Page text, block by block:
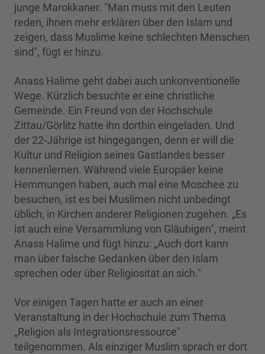
junge Marokkaner. "Man muss mit den Leuten
reden, ihnen mehr erklären über den Islam und
zeigen, dass Muslime keine schlechten Menschen
sind", fügt er hinzu.
Anass Halime geht dabei auch unkonventionelle
Wege. Kürzlich besuchte er eine christliche
Gemeinde. Ein Freund von der Hochschule
Zittau/Görlitz hatte ihn dorthin eingeladen. Und
der 22-Jährige ist hingegangen, denn er will die
Kultur und Religion seines Gastlandes besser
kennenlernen. Während viele Europäer keine
Hemmungen haben, auch mal eine Moschee zu
besuchen, ist es bei Muslimen nicht unbedingt
üblich, in Kirchen anderer Religionen zugehen. „Es
ist auch eine Versammlung von Gläubigen", meint
Anass Halime und fügt hinzu: „Auch dort kann
man über falsche Gedanken über den Islam
sprechen oder über Religiosität an sich."
Vor einigen Tagen hatte er auch an einer
Veranstaltung in der Hochschule zum Thema
„Religion als Integrationsressource"
teilgenommen. Als einziger Muslim sprach er dort